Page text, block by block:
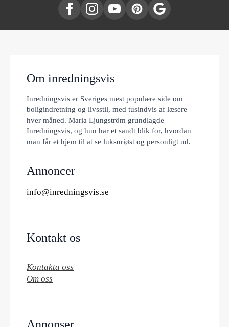
Om inredningsvis
Inredningsvis er Sveriges mest populære side om
boligindretning og livsstil, med tusindvis af læsere
hver måned. Maria Ljungström grundlagde
Inredningsvis, og hun har et sandt blik for, hvordan
man får et hjem til at se luksuriøst og personligt ud.
Annoncer
info@inredningsvis.se
Kontakt os
Kontakta oss
Om oss